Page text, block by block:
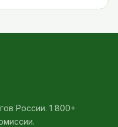
России. 1 800+